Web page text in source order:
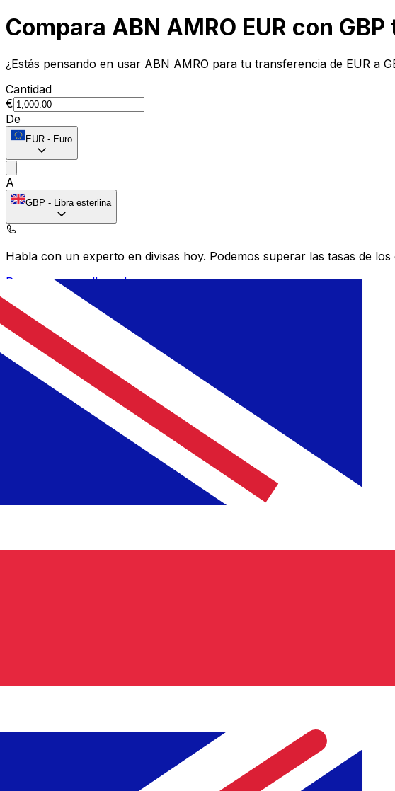
Compara ABN AMRO EUR con
¿Estás pensando en usar ABN AMRO para tu transferencia de EUR a
Cantidad
€
De
EUR - Euro
A
GBP - Libra esterlina
Habla con un experto en divisas hoy. Podemos superar las tasas de los
Programar una llamada